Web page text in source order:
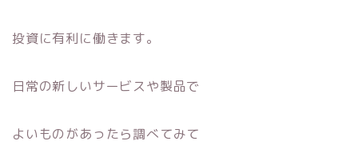
投資に有利に働きます。
日常の新しいサービスや製品で
よいものがあったら調べてみて